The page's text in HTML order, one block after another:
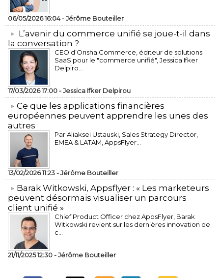
06/05/2026 16:04 -Jérôme Bouteiller
L’avenir du commerce unifié se joue-t-il dans
la conversation ?
CEO d’Orisha Commerce, éditeur de solutions
SaaS pour le "commerce unifié", Jessica Ifker
Delpiro...
17/03/2026 17:00 -Jessica Ifker Delpirou
​Ce que les applications financières
européennes peuvent apprendre les unes des
autres
Par Aliaksei Ustauski, Sales Strategy Director,
EMEA & LATAM, AppsFlyer...
13/02/2026 11:23 -Jérôme Bouteiller
​Barak Witkowski, Appsflyer : « Les marketeurs
peuvent désormais visualiser un parcours
client unifié »
Chief Product Officer chez AppsFlyer, ​Barak
Witkowski revient sur les dernières innovation de
c...
21/11/2025 12:30 -Jérôme Bouteiller